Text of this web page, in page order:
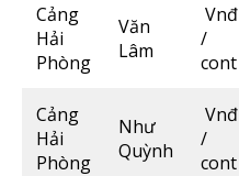
Cảng
Hải
Phòng
Văn
Lâm
Vnđ
/
cont
Cảng
Hải
Phòng
Như
Quỳnh
Vnđ
/
cont